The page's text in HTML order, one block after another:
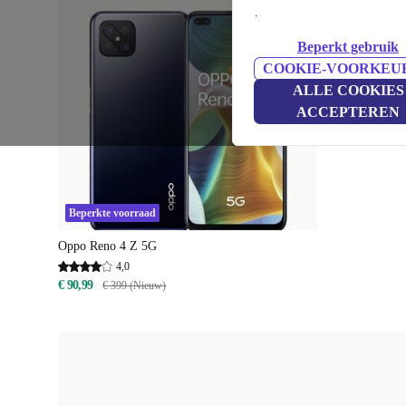
.
Beperkt gebruik
COOKIE-
ALLE COOKIES
ACCEPTEREN
Beperkte voorraad
Oppo Reno 4 Z 5G
4,0
€ 90,99 € 399 (Nieuw)